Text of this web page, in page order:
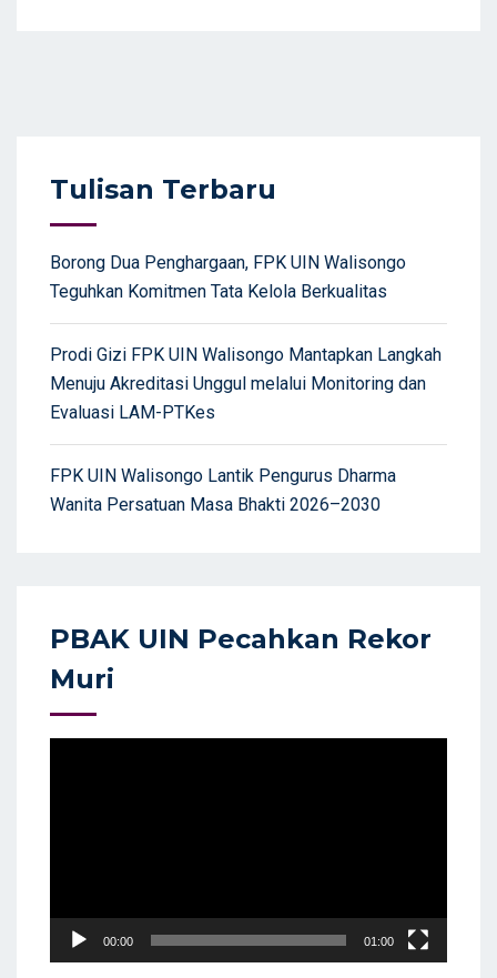
Tulisan Terbaru
Borong Dua Penghargaan, FPK UIN Walisongo
Teguhkan Komitmen Tata Kelola Berkualitas
Prodi Gizi FPK UIN Walisongo Mantapkan Langkah
Menuju Akreditasi Unggul melalui Monitoring dan
Evaluasi LAM-PTKes
FPK UIN Walisongo Lantik Pengurus Dharma
Wanita Persatuan Masa Bhakti 2026–2030
PBAK UIN Pecahkan Rekor
Muri
00:00 01:00